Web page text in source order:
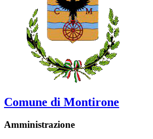
Comune di Montirone
Amministrazione